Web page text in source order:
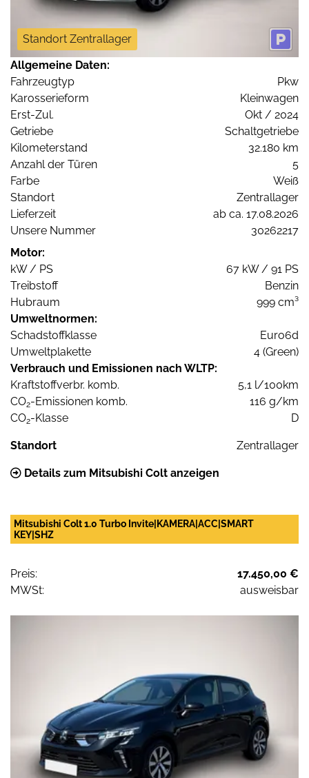
Standort Zentrallager
Allgemeine Daten:
Fahrzeugtyp
Pkw
Karosserieform
Kleinwagen
Erst-Zul.
Okt / 2024
Getriebe
Schaltgetriebe
Kilometerstand
32.180 km
Anzahl der Türen
5
Farbe
Weiß
Standort
Zentrallager
Lieferzeit
ab ca. 17.08.2026
Unsere Nummer
30262217
Motor:
kW / PS
67 kW / 91 PS
Treibstoff
Benzin
Hubraum
999 cm³
Umweltnormen:
Schadstoffklasse
Euro6d
Umweltplakette
4 (Green)
Verbrauch und Emissionen nach WLTP:
Kraftstoffverbr. komb.
5,1 l/100km
CO2-Emissionen komb.
116 g/km
CO2-Klasse D
Standort Zentrallager
Details zum Mitsubishi Colt anzeigen
Mitsubishi Colt 1.0 Turbo Invite|KAMERA|ACC|SMART
KEY|SHZ
Preis:
17.450,00 €
MWSt:
ausweisbar